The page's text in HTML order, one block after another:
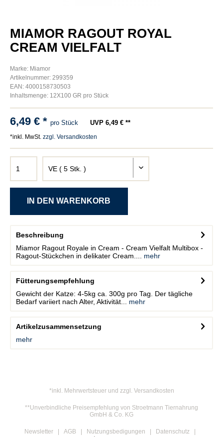
MIAMOR RAGOUT ROYAL
CREAM VIELFALT
Marke: Miamor
Artikelnummer: 299359
EAN: 4000158730503
Inhaltsmenge: 12X100 GR pro Stück
6,49 € * pro Stück UVP 6,49 € **
*inkl. MwSt. zzgl. Versandkosten
Beschreibung
Miamor Ragout Royale in Cream - Cream Vielfalt Multibox -
Ragout-Stückchen in delikater Cream....
mehr
Fütterungsempfehlung
Gewicht der Katze: 4-5kg ca. 300g pro Tag. Der tägliche
Bedarf variiert nach Alter, Aktivität...
mehr
Artikelzusammensetzung
mehr
*inkl. Mehrwertsteuer und zzgl. Versandkosten
**Unverbindliche Preisempfehlung von Stroetmann Tiernahrung
GmbH & Co. KG
Newsletter AGB Nutzungsbedigungen
Datenschutz